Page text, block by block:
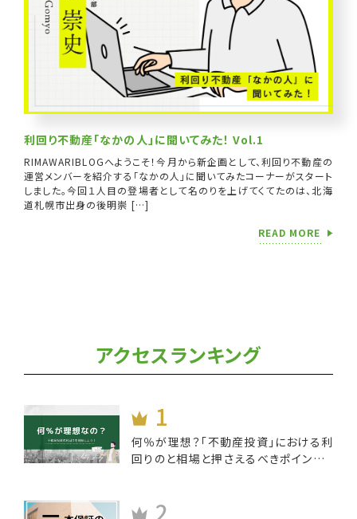
利回り不動産「なかの人」に聞いてみた！ Vol.1
RIMAWARIBLOGへようこそ！今月から新企画として、利回り不動産の
運営メンバーを紹介する「なかの人」に聞いてみたコーナーがスタート
しました。今回１人目の登場者として名のりを上げてくてたのは、北海
道札幌市出身の後明崇 […]
READ MORE
アクセスランキング
何％が理想？「不動産投資」における利
回りのと相場と押さえるべきポイントと